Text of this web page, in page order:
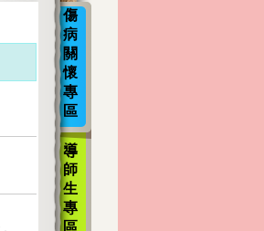
傷
病
關
懷
專
區
導
師
生
專
區